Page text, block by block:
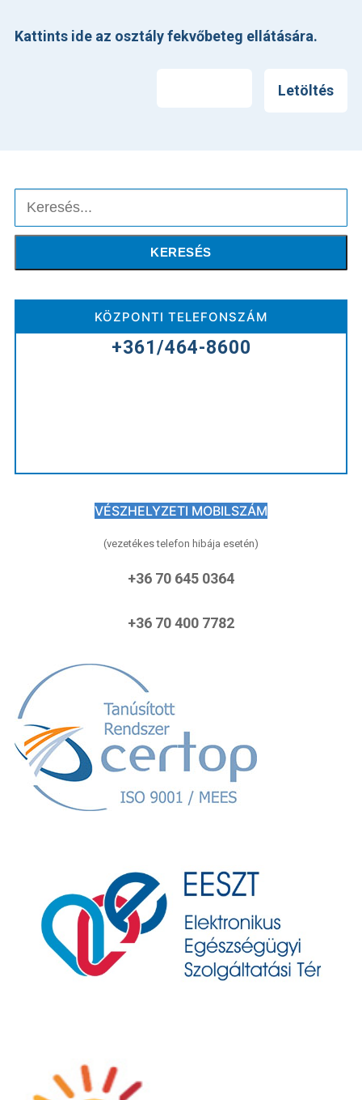
Kattints ide az osztály fekvőbeteg ellátására.
Letöltés
Keresés
KERESÉS
KÖZPONTI TELEFONSZÁM
+361/464-8600
VÉSZHELYZETI MOBILSZÁM
(vezetékes telefon hibája esetén)
+36 70 645 0364
+36 70 400 7782